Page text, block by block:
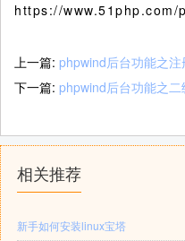
https://
上一篇: phpwind后台功能之注
下一篇: phpwind后台功能之二
相关推荐
新手如何安装linux宝塔